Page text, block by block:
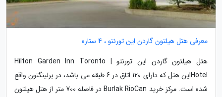
معرفی هتل هیلتون گاردن این تورنتو ، 4 ستاره
هتل هیلتون گاردن این تورنتو | Hilton Garden Inn Toronto
Hotelاین هتل که دارای 120 اتاق در 6 طبقه می باشد، در برلینگتون واقع
شده است. مرکز خرید Burlak RioCan در فاصله 700 متر از هتل هیلتون